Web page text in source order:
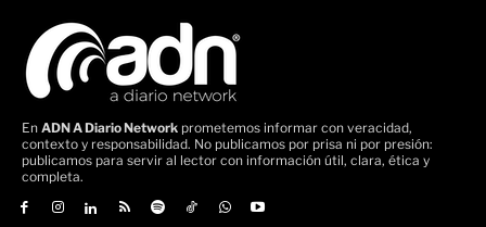
En ADN A Diario Network prometemos informar con veracidad,
contexto y responsabilidad. No publicamos por prisa ni por presión:
publicamos para servir al lector con información útil, clara, ética y
completa.